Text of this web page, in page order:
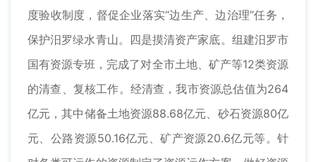
度验收制度，督促企业落实“边生产、边治理”任务，
保护汨罗绿水青山。四是摸清资产家底。组建汨罗市
国有资源专班，完成了对全市土地、矿产等12类资源
的清查、复核工作。经清查，我市资源总估值为264
亿元，其中储备土地资源88.68亿元、砂石资源80亿
元、公路资源50.16亿元、矿产资源20.6亿元等。针